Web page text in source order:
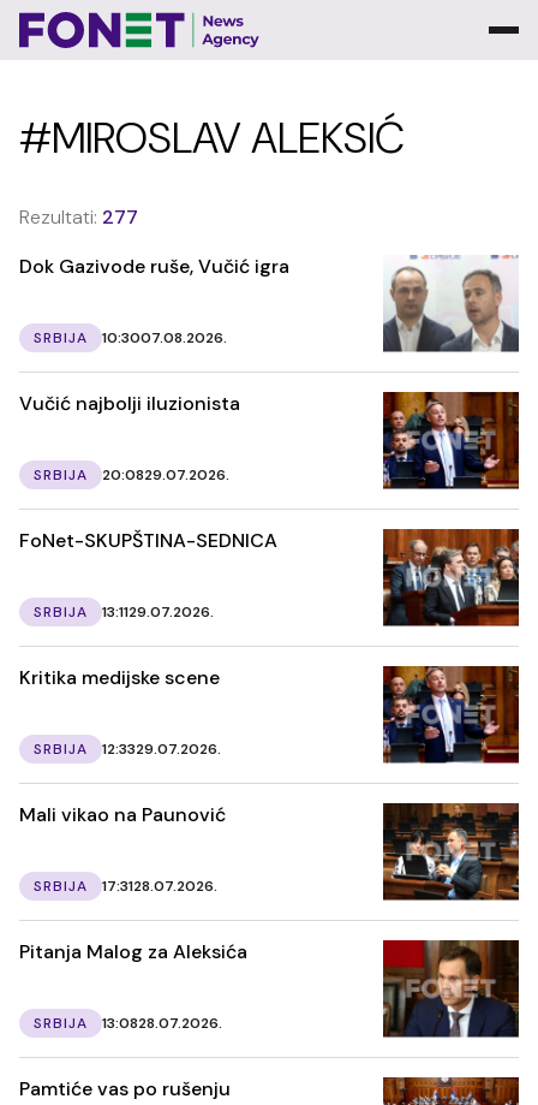
#MIROSLAV ALEKSIĆ
Rezultati: 277
Dok Gazivode ruše, Vučić igra
SRBIJA 10:3007.08.2026.
Vučić najbolji iluzionista
SRBIJA 20:0829.07.2026.
FoNet-SKUPŠTINA-SEDNICA
SRBIJA 13:1129.07.2026.
Kritika medijske scene
SRBIJA 12:3329.07.2026.
Mali vikao na Paunović
SRBIJA 17:3128.07.2026.
Pitanja Malog za Aleksića
SRBIJA 13:0828.07.2026.
Pamtiće vas po rušenju